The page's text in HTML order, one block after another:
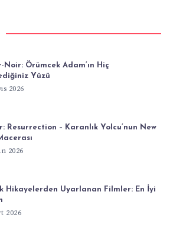
Noir: Örümcek Adam’ın Hiç
Yüzü
2026
Resurrection – Karanlık Yolcu’nun New
2026
Hikayelerden Uyarlanan Filmler: En İyi
2026